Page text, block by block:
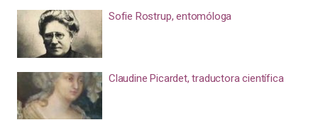
Sofie Rostrup, entomóloga
Claudine Picardet, traductora científica